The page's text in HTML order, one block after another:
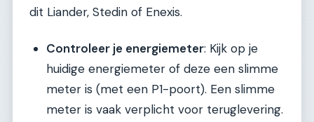
dit Liander, Stedin of Enexis.
Controleer je energiemeter: Kijk op je
huidige energiemeter of deze een slimme
meter is (met een P1-poort). Een slimme
meter is vaak verplicht voor teruglevering.